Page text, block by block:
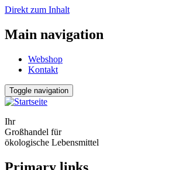
Direkt zum Inhalt
Main navigation
Webshop
Kontakt
Toggle navigation
Ihr
Großhandel für
ökologische Lebensmittel
Primary links